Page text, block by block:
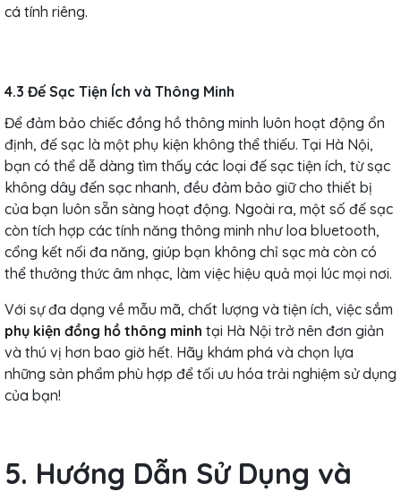
cá tính riêng.
4.3 Đế Sạc Tiện Ích và Thông Minh
Để đảm bảo chiếc đồng hồ thông minh luôn hoạt động ổn
định, đế sạc là một phụ kiện không thể thiếu. Tại Hà Nội,
bạn có thể dễ dàng tìm thấy các loại đế sạc tiện ích, từ sạc
không dây đến sạc nhanh, đều đảm bảo giữ cho thiết bị
của bạn luôn sẵn sàng hoạt động. Ngoài ra, một số đế sạc
còn tích hợp các tính năng thông minh như loa bluetooth,
cổng kết nối đa năng, giúp bạn không chỉ sạc mà còn có
thể thưởng thức âm nhạc, làm việc hiệu quả mọi lúc mọi nơi.
Với sự đa dạng về mẫu mã, chất lượng và tiện ích, việc sắm
phụ kiện đồng hồ thông minh tại Hà Nội trở nên đơn giản
và thú vị hơn bao giờ hết. Hãy khám phá và chọn lựa
những sản phẩm phù hợp để tối ưu hóa trải nghiệm sử dụng
của bạn!
5. Hướng Dẫn Sử Dụng và